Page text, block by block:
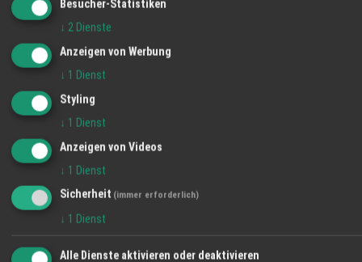
Dichtsysteme Kraus
2009 lernten Hubert Kraus und sein früherer
Schulkamerad Jürgen Brandstetter zufällig
den Konstrukteur eines Fräswerkzeugs
kennen, mit dem man Nuten für Dichtungen in
Moment war eine neue Geschäftsidee
Fenster und Türen, die in die Jahre gekommen
sind. dicht-o-fix nannten die beiden
Schulfreunde und erfolgreiche Vertriebsprofis
Und bei den günstigen Preisen ist dicht-o-fix
28 °C
06:11
SA SO
Besucher-Statistiken
↓ 2 Dienste
Anzeigen von Werbung
↓ 1 Dienst
Styling
↓ 1 Dienst
Anzeigen von Videos
↓ 1 Dienst
Sicherheit (immer erforderlich)
↓ 1 Dienst
Alle Dienste aktivieren oder deaktivieren